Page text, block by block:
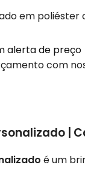
em
alerta de preço
com
|
é um